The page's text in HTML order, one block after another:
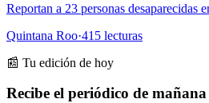
Reportan a 23 personas desaparecidas
Quintana Roo·415 lecturas
📰 Tu edición de hoy
Recibe el periódico de